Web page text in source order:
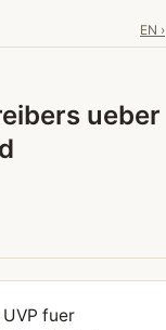
EN ›
ueber
fuer